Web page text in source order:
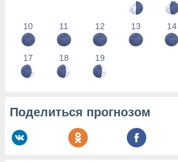
10 11 12 13 14
17 18 19
Поделиться прогнозом